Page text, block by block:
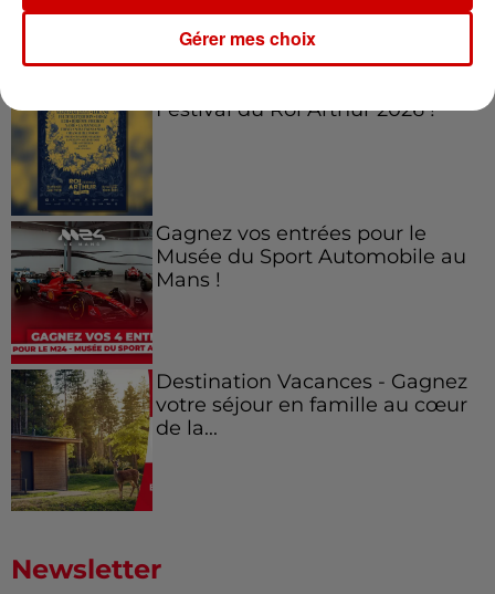
Festival du Roi Arthur 2026 !
Gagnez vos entrées pour le
Musée du Sport Automobile au
Mans !
Destination Vacances - Gagnez
votre séjour en famille au cœur
de la...
Newsletter
Gérer mes choix